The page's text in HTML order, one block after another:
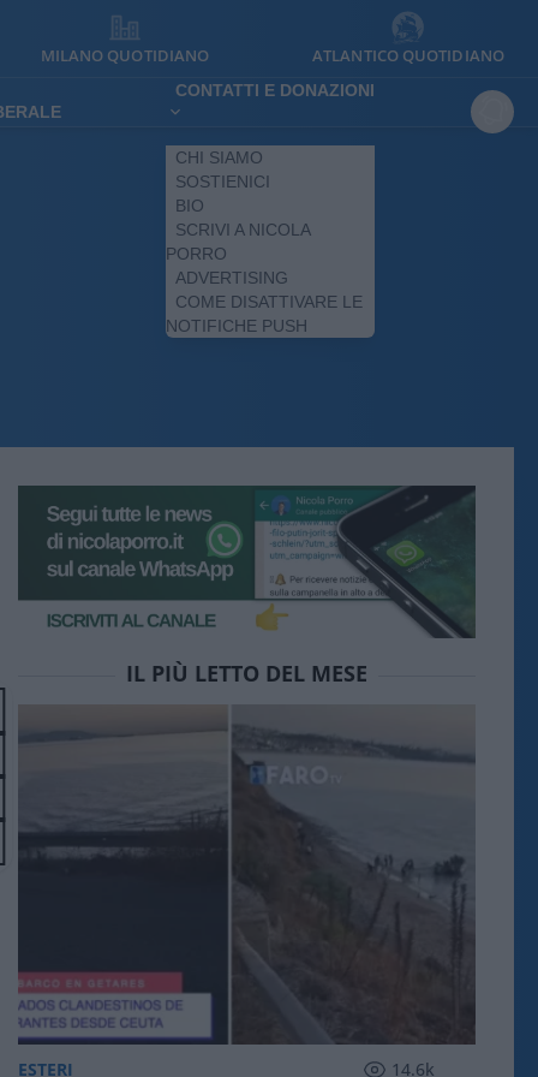
MILANO QUOTIDIANO ATLANTICO QUOTIDIANO
CONTATTI E DONAZIONI
CHI SIAMO
SOSTIENICI
BIO
SCRIVI A NICOLA
PORRO
ADVERTISING
COME DISATTIVARE LE
NOTIFICHE PUSH
IL PIÙ LETTO DEL MESE
ESTERI 14.6k